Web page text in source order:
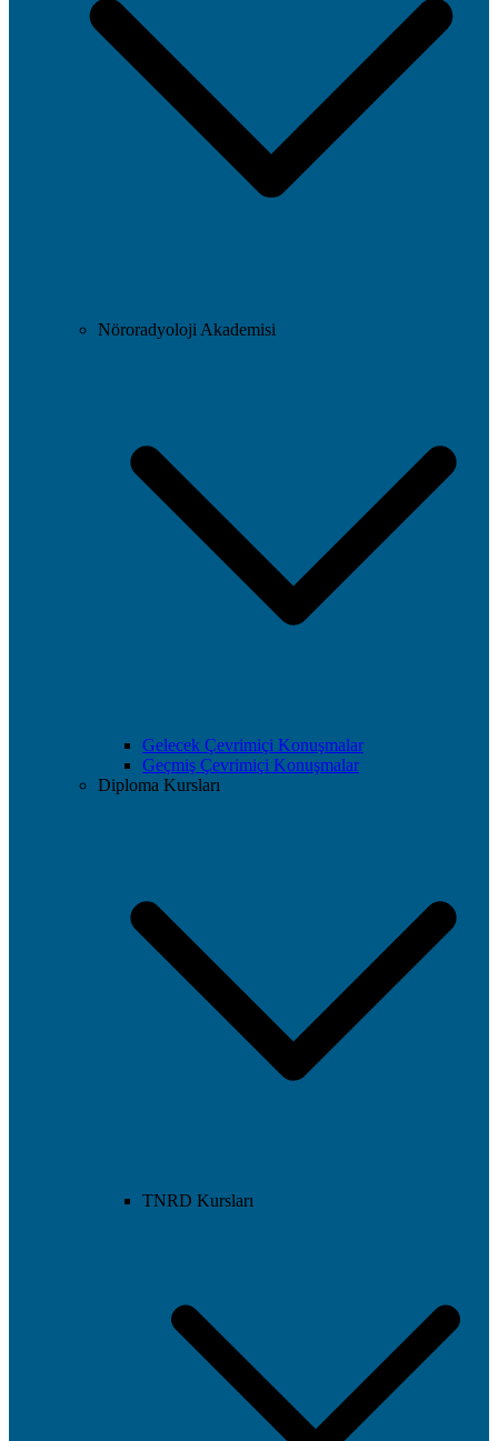
Nöroradyoloji Akademisi
Gelecek Çevrimiçi Konuşmalar
Geçmiş Çevrimiçi Konuşmalar
Diploma Kursları
TNRD Kursları